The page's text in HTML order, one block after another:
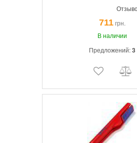
рабочий ход. Лезвие для
с дата-кабеля, с юстировкой.
711грн.
В наличии
Предложений:3